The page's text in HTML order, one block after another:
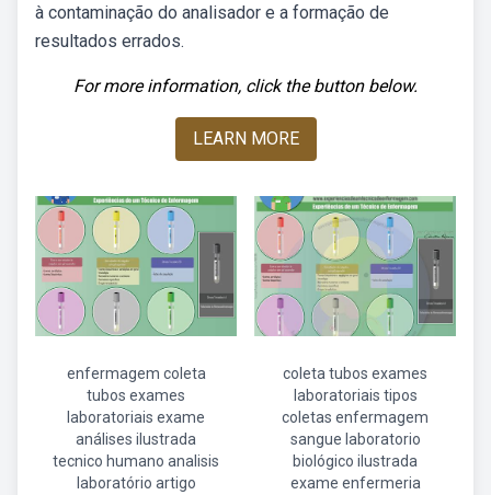
à contaminação do analisador e a formação de
resultados errados.
For more information, click the button below.
LEARN MORE
enfermagem coleta
tubos exames
laboratoriais exame
análises ilustrada
tecnico humano analisis
laboratório artigo
coleta tubos exames
laboratoriais tipos
coletas enfermagem
sangue laboratorio
biológico ilustrada
exame enfermeria